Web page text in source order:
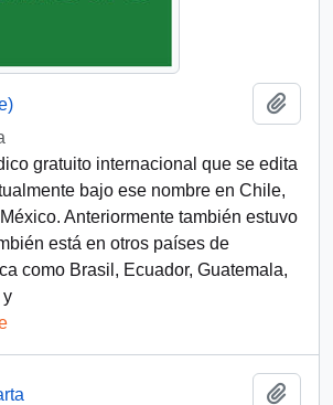
gratuito internacional que se edita
bajo ese nombre en Chile,
Anteriormente también estuvo
está en otros países de
como Brasil, Ecuador, Guatemala,
y